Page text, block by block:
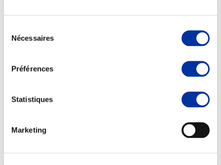
Nécessaires
Préférences
Statistiques
Marketing